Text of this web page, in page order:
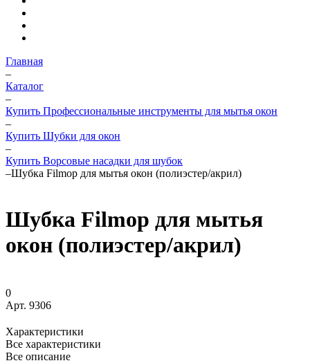
Главная
–
Каталог
–
Купить Профессиональные инструменты для мытья окон
–
Купить Шубки для окон
–
Купить Ворсовые насадки для шубок
–Шубка Filmop для мытья окон (полиэстер/акрил)
Шубка Filmop для мытья
окон (полиэстер/акрил)
0
Арт. 9306
Характеристики
Все характеристики
Все описание